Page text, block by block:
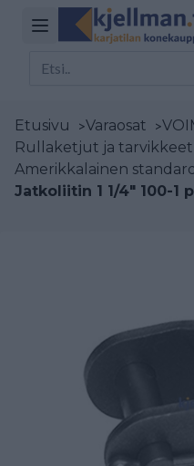
Etusivu >Varaosat >
Rullaketjut ja tarvikkeet
Amerikkalainen
Jatkoliitin 1 1/4" 100-1